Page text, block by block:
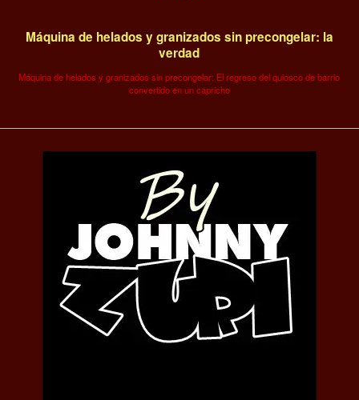
Máquina de helados y granizados sin precongelar: la
verdad
Máquina de helados y granizados sin precongelar: El regreso del quiosco de barrio
convertido en un capricho